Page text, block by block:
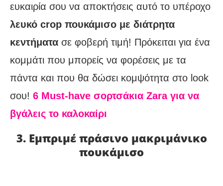
ευκαιρία σου να αποκτήσεις αυτό το υπέροχο
λευκό crop πουκάμισο με διάτρητα
κεντήματα σε φοβερή τιμή! Πρόκειται για ένα
κομμάτι που μπορείς να φορέσεις με τα
πάντα και που θα δώσει κομψότητα στο look
σου! 6 Must-have σορτσάκια Zara για να
βγάλεις το καλοκαίρι
3. Εμπριμέ πράσινο μακριμάνικο
πουκάμισο